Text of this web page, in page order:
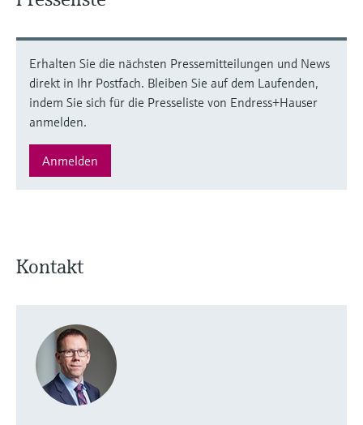
Erhalten Sie die nächsten Pressemitteilungen und News
direkt in Ihr Postfach. Bleiben Sie auf dem Laufenden,
indem Sie sich für die Presseliste von Endress+Hauser
anmelden.
Anmelden
Kontakt